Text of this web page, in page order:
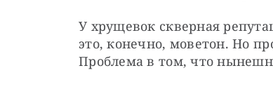
У хрущевок скверная
это, конечно, моветон. Но
Проблема в том, что